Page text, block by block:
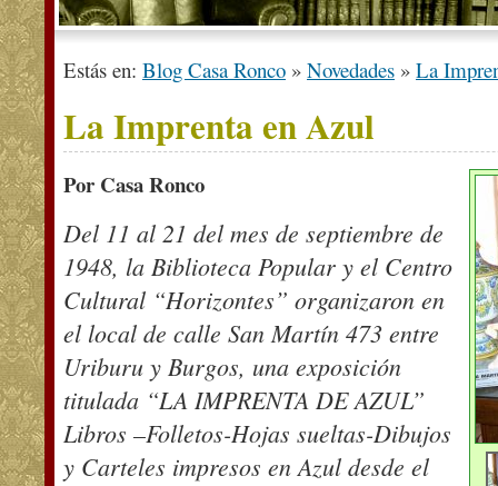
Estás en: Blog Casa Ronco » Novedades » La
La Imprenta en Azul
Por Casa Ronco
Del 11 al 21 del mes de septiembre de
1948, la Biblioteca Popular y el Centro
Cultural “Horizontes” organizaron en
el local de calle San Martín 473 entre
Uriburu y Burgos, una exposición
titulada “LA IMPRENTA DE AZUL”
Libros –Folletos-Hojas sueltas-Dibujos
y Carteles impresos en Azul desde el